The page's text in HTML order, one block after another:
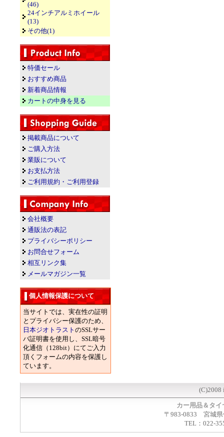
(46)
24インチアルミホイール
(13)
その他(1)
特価セール
おすすめ商品
新着商品情報
カートの中身を見る
掲載商品について
ご購入方法
業販について
お支払方法
ご利用規約・ご利用登録
会社概要
通販法の表記
プライバシーポリシー
お問合せフォーム
相互リンク集
メールマガジン一覧
個人情報保護について
当サイトでは、実在性の証明
とプライバシー保護のため、
日本ジオトラスト のSSLサー
バ証明書を使用し、SSL暗号
化通信（128bit）にてご入力
頂くフォームの内容を保護し
ています。
(C)2008
カー用品＆タ
〒983-0833 宮城県
TEL：022-